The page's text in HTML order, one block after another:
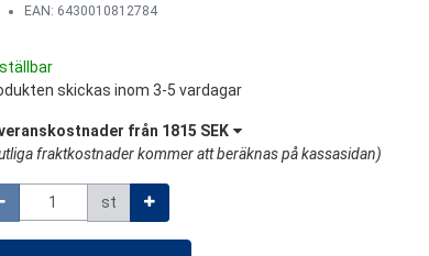
EAN: 6430010812784
skickas inom 3-5 vardagar
från 1815 SEK
fraktkostnader kommer att beräknas på kassasidan)
st